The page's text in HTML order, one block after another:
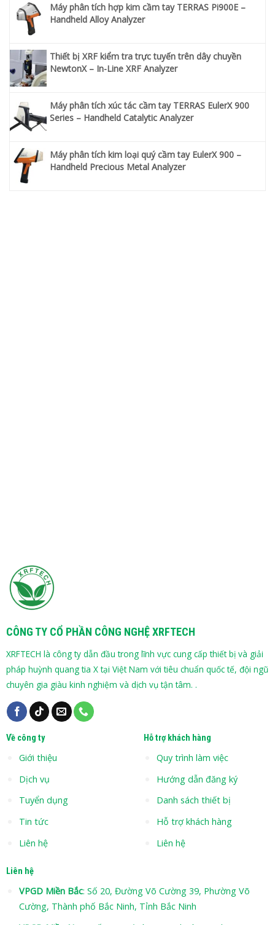
Máy phân tích hợp kim cầm tay TERRAS Pi900E –
Handheld Alloy Analyzer
Thiết bị XRF kiểm tra trực tuyến trên dây chuyền
NewtonX – In-Line XRF Analyzer
Máy phân tích xúc tác cầm tay TERRAS EulerX 900
Series – Handheld Catalytic Analyzer
Máy phân tích kim loại quý cầm tay EulerX 900 –
Handheld Precious Metal Analyzer
CÔNG TY CỔ PHẦN CÔNG NGHỆ XRFTECH
XRFTECH là công ty dẫn đầu trong lĩnh vực cung cấp thiết bị và giải
pháp huỳnh quang tia X tại Việt Nam với tiêu chuẩn quốc tế, đội ngũ
chuyên gia giàu kinh nghiệm và dịch vụ tận tâm. .
Về công ty
Giới thiệu
Dịch vụ
Tuyển dụng
Tin tức
Liên hệ
Hỗ trợ khách hàng
Quy trình làm việc
Hướng dẫn đăng ký
Danh sách thiết bị
Hỗ trợ khách hàng
Liên hệ
Liên hệ
VPGD Miền Bắc: Số 20, Đường Võ Cường 39, Phường Võ
Cường, Thành phố Bắc Ninh, Tỉnh Bắc Ninh